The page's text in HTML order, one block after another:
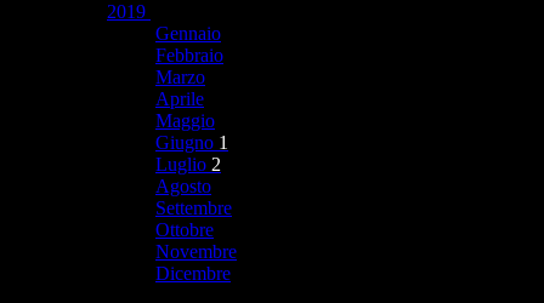
2019
Gennaio
Febbraio
Marzo
Aprile
Maggio
Giugno 1
Luglio 2
Agosto
Settembre
Ottobre
Novembre
Dicembre